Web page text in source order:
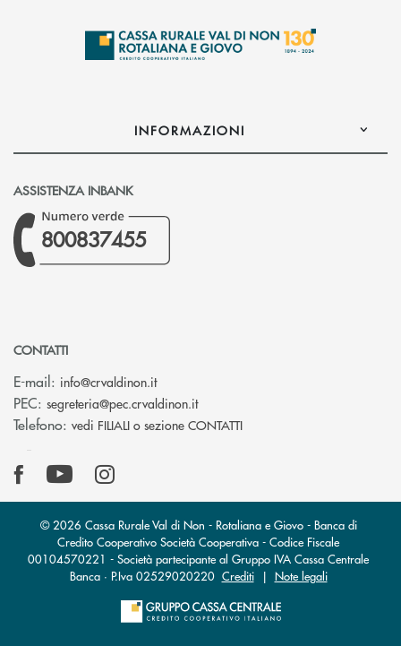
INFORMAZIONI
ASSISTENZA INBANK
800837455
CONTATTI
E-mail: info@crvaldinon.it(si apre l’app di posta elettronica)
PEC: segreteria@pec.crvaldinon.it(si apre l’app di posta
Telefono: vedi FILIALI o sezione CONTATTI
© 2026 Cassa Rurale Val di Non - Rotaliana e Giovo - Banca di
Credito Cooperativo Società Cooperativa - Codice Fiscale
00104570221 - Società partecipante al Gruppo IVA Cassa Centrale
Banca · P.Iva 02529020220 Crediti| Note legali